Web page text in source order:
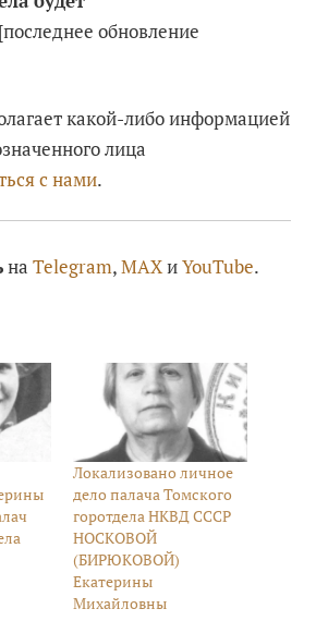
[последнее обновление
какой-либо информацией
лица
с нами.
наTelegram,MAXиYouTube.
Локализовано личное
дело палача Томского
горотдела НКВД СССР
НОСКОВОЙ
(БИРЮКОВОЙ)
Екатерины
Михайловны